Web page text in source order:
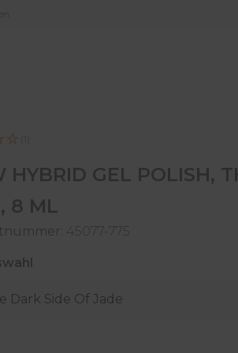
HYBRID GEL POLISH,
8 ML
45077-775
Dark Side Of Jade